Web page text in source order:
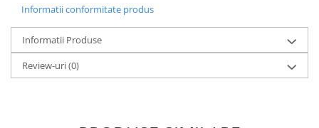
Imbracaminte barbati
Imbracaminte femei
Imbracaminte si Incaltaminte copii
Incaltaminte barbati
Incaltaminte femei
Informatii conformitate produs
Informatii Produse
Review-uri(0)